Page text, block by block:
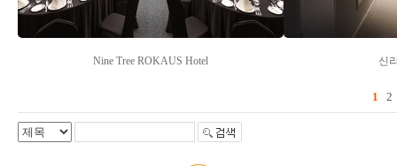
Nine Tree ROKAUS Hotel 신
1 2